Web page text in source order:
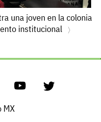
una joven en la colonia
institucional
MX